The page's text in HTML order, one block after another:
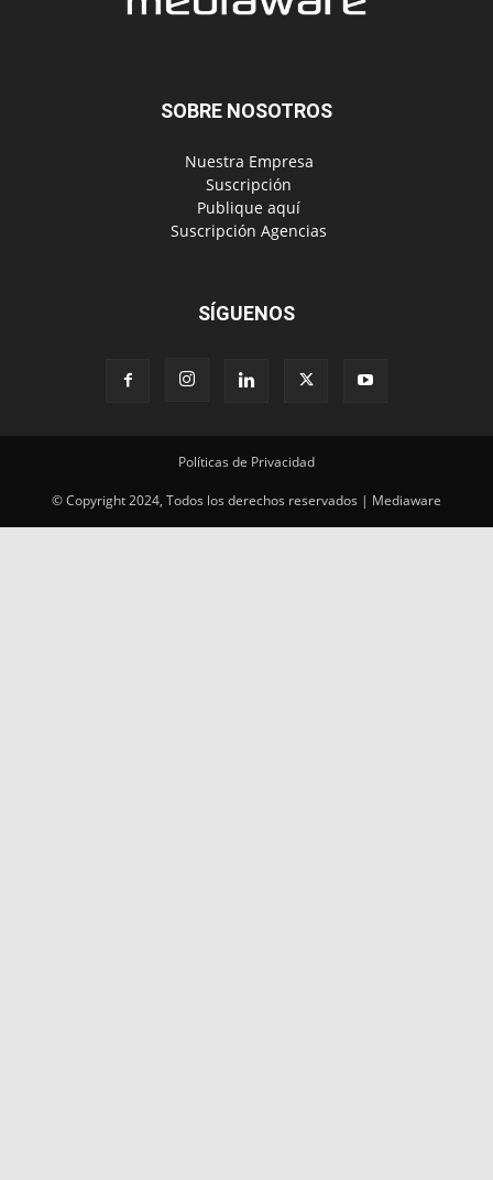
SOBRE NOSOTROS
‎ Nuestra Empresa
‎ Suscripción
‎ Publique aquí
‎ Suscripción Agencias
SÍGUENOS
Políticas de Privacidad
© Copyright 2024, Todos los derechos reservados | Mediaware